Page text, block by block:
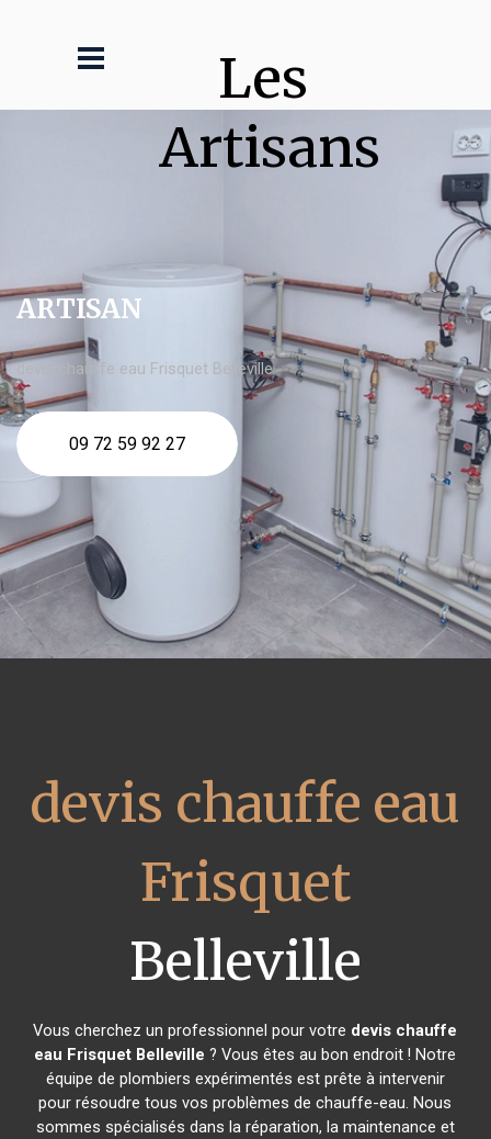
Les
Artisans
ARTISAN
devis chauffe eau Frisquet Belleville
09 72 59 92 27
devis chauffe eau
Frisquet
Belleville
Vous cherchez un professionnel pour votre devis chauffe
eau Frisquet Belleville ? Vous êtes au bon endroit ! Notre
équipe de plombiers expérimentés est prête à intervenir
pour résoudre tous vos problèmes de chauffe-eau. Nous
sommes spécialisés dans la réparation, la maintenance et